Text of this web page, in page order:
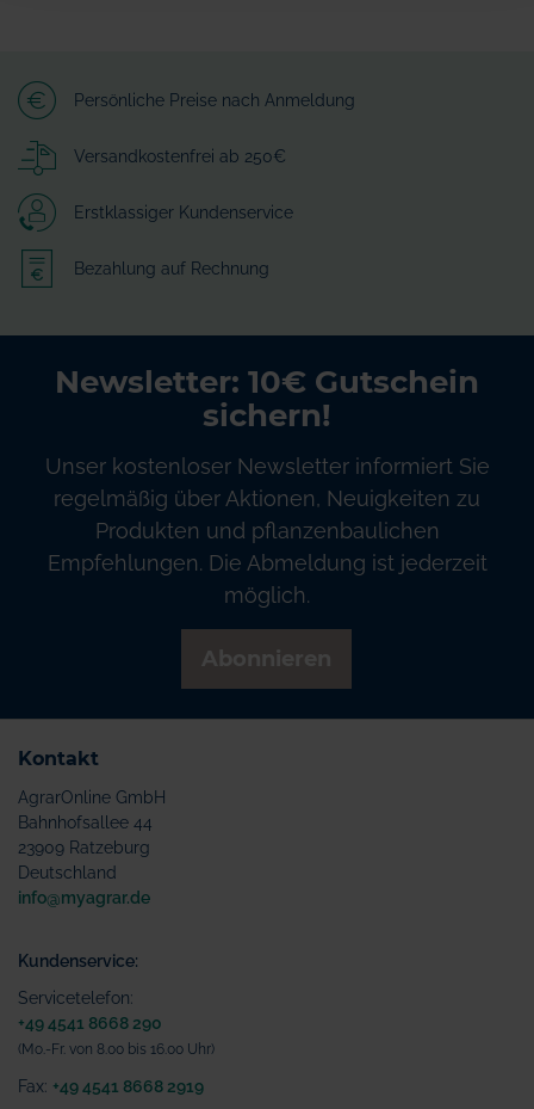
Persönliche Preise nach Anmeldung
Versandkostenfrei ab 250€
Erstklassiger Kundenservice
Bezahlung auf Rechnung
Newsletter: 10€ Gutschein
sichern!
Unser kostenloser Newsletter informiert Sie
regelmäßig über Aktionen, Neuigkeiten zu
Produkten und pflanzenbaulichen
Empfehlungen. Die Abmeldung ist jederzeit
möglich.
Kontakt
AgrarOnline GmbH
Bahnhofsallee 44
23909 Ratzeburg
Deutschland
info@myagrar.de
Kundenservice:
Servicetelefon:
+49 4541 8668 290
(Mo.-Fr. von 8.00 bis 16.00 Uhr)
Fax: +49 4541 8668 2919